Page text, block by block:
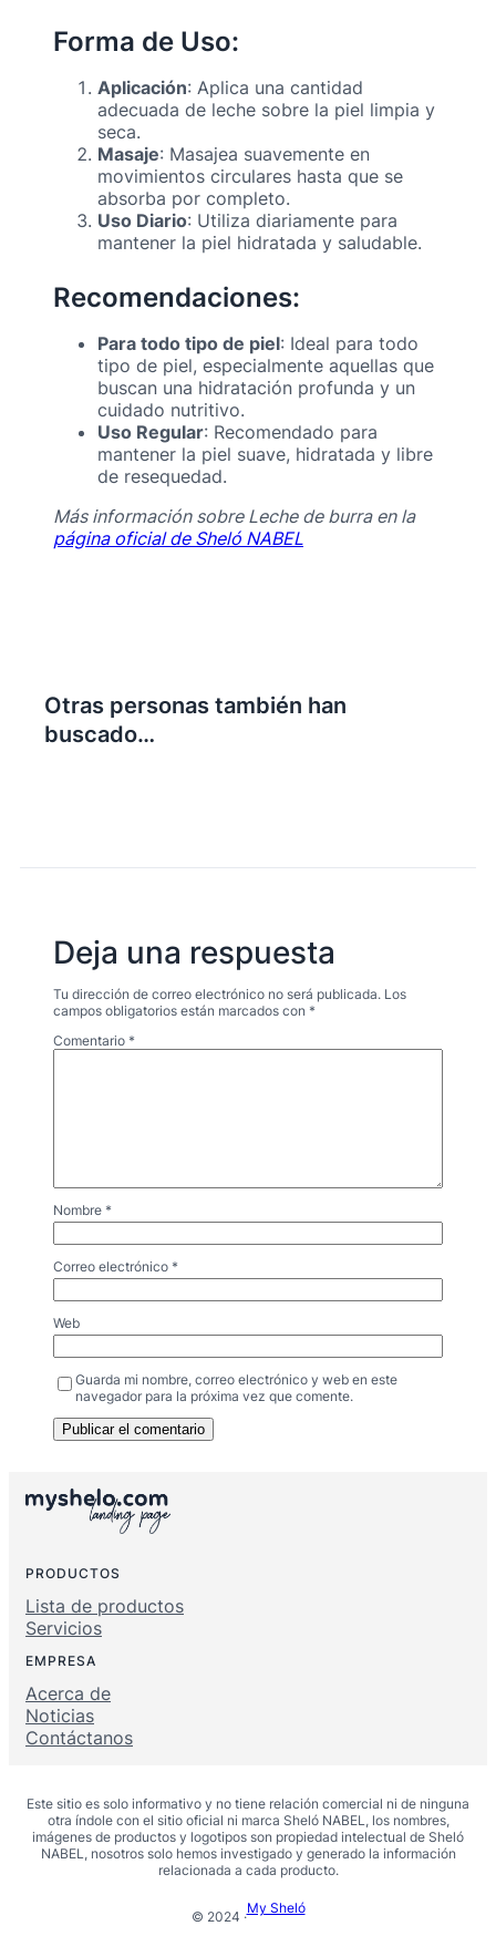
Forma de Uso:
Aplicación: Aplica una cantidad
adecuada de leche sobre la piel limpia y
seca.
Masaje: Masajea suavemente en
movimientos circulares hasta que se
absorba por completo.
Uso Diario: Utiliza diariamente para
mantener la piel hidratada y saludable.
Recomendaciones:
Para todo tipo de piel: Ideal para todo
tipo de piel, especialmente aquellas que
buscan una hidratación profunda y un
cuidado nutritivo.
Uso Regular: Recomendado para
mantener la piel suave, hidratada y libre
de resequedad.
Más información sobre Leche de burra en la
página oficial de Sheló NABEL
Otras personas también han
buscado…
Deja una respuesta
Tu dirección de correo electrónico no será publicada. Los
campos obligatorios están marcados con *
Comentario *
Nombre *
Correo electrónico *
Web
Guarda mi nombre, correo electrónico y web en este
navegador para la próxima vez que comente.
PRODUCTOS
Lista de productos
Servicios
EMPRESA
Acerca de
Noticias
Contáctanos
Este sitio es solo informativo y no tiene relación comercial ni de ninguna
otra índole con el sitio oficial ni marca Sheló NABEL, los nombres,
imágenes de productos y logotipos son propiedad intelectual de Sheló
NABEL, nosotros solo hemos investigado y generado la información
relacionada a cada producto.
© 2024 ·
My Sheló